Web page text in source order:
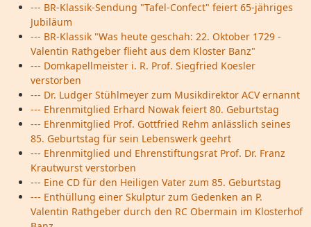
--- BR-Klassik-Sendung "Tafel-Confect" feiert 65-jähriges
Jubiläum
--- BR-Klassik "Was heute geschah: 22. Oktober 1729 -
Valentin Rathgeber flieht aus dem Kloster Banz"
--- Domkapellmeister i. R. Prof. Siegfried Koesler
verstorben
--- Dr. Ludger Stühlmeyer zum Musikdirektor ACV ernannt
--- Ehrenmitglied Erhard Nowak feiert 80. Geburtstag
--- Ehrenmitglied Prof. Gottfried Rehm anlässlich seines
85. Geburtstag für sein Lebenswerk geehrt
--- Ehrenmitglied und Ehrenstiftungsrat Prof. Dr. Franz
Krautwurst verstorben
--- Eine CD für den Heiligen Vater zum 85. Geburtstag
--- Enthüllung einer Skulptur zum Gedenken an P.
Valentin Rathgeber durch den RC Obermain im Klosterhof